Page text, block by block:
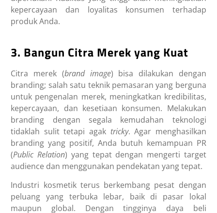
kepercayaan dan loyalitas konsumen terhadap
produk Anda.
3. Bangun Citra Merek yang Kuat
Citra merek (brand image) bisa dilakukan dengan
branding; salah satu teknik pemasaran yang berguna
untuk pengenalan merek, meningkatkan kredibilitas,
kepercayaan, dan kesetiaan konsumen. Melakukan
branding dengan segala kemudahan teknologi
tidaklah sulit tetapi agak tricky. Agar menghasilkan
branding yang positif, Anda butuh kemampuan PR
(Public Relation) yang tepat dengan mengerti target
audience dan menggunakan pendekatan yang tepat.
Industri kosmetik terus berkembang pesat dengan
peluang yang terbuka lebar, baik di pasar lokal
maupun global. Dengan tingginya daya beli